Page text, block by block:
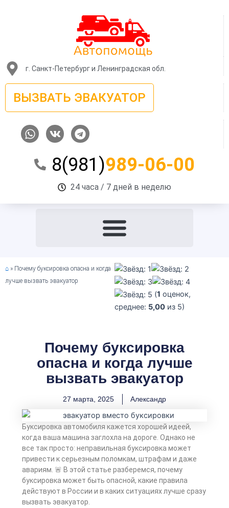
г. Санкт-Петербург и Ленинградская обл.
ВЫЗВАТЬ ЭВАКУАТОР
W
h
V
k
T
e
e
g
r
8(981)989-06-00
24 часа / 7 дней в неделю
⌂ » Почему буксировка опасна и когда
лучше вызвать эвакуатор
(1 оценок,
среднее: 5,00 из 5)
Почему буксировка
опасна и когда лучше
вызвать эвакуатор
27 марта, 2025 Александр
Буксировка автомобиля кажется хорошей идеей,
когда ваша машина заглохла на дороге. Однако не
все так просто: неправильная буксировка может
привести к серьезным поломкам, штрафам и даже
авариям. 🚨 В этой статье разберемся, почему
буксировка может быть опасной, какие правила
действуют в России и в каких ситуациях лучше сразу
вызвать эвакуатор.